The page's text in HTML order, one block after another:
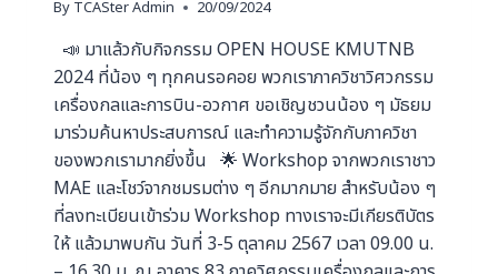
By TCASter Admin 20/09/2024
📣 มาแล้วกับกิจกรรม OPEN HOUSE KMUTNB
2024 ที่น้อง ๆ ทุกคนรอคอย พวกเราภาควิชาวิศวกรรม
เครื่องกลและการบิน-อวกาศ ขอเชิญชวนน้อง ๆ มัธยม
มาร่วมค้นหาประสบการณ์ และทำความรู้จักกับภาควิชา
ของพวกเรามากยิ่งขึ้น 🌟 Workshop จากพวกเราชาว
MAE และโชว์จากชมรมต่าง ๆ อีกมากมาย สำหรับน้อง ๆ
ที่ลงทะเบียนเข้าร่วม Workshop ทางเราจะมีเกียรติบัตร
ให้ แล้วมาพบกัน วันที่ 3-5 ตุลาคม 2567 เวลา 09.00 น.